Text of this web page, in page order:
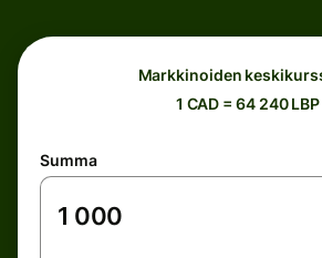
Markkinoiden
1 CAD = 64 240 LBP
Summa